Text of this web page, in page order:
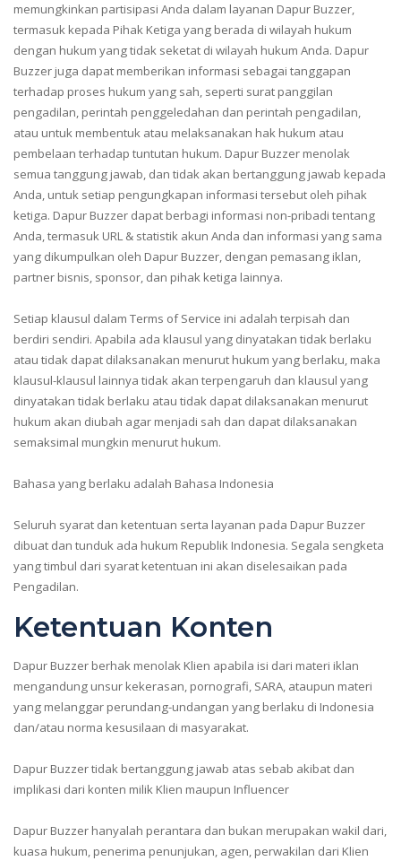
memungkinkan partisipasi Anda dalam layanan Dapur Buzzer,
termasuk kepada Pihak Ketiga yang berada di wilayah hukum
dengan hukum yang tidak seketat di wilayah hukum Anda. Dapur
Buzzer juga dapat memberikan informasi sebagai tanggapan
terhadap proses hukum yang sah, seperti surat panggilan
pengadilan, perintah penggeledahan dan perintah pengadilan,
atau untuk membentuk atau melaksanakan hak hukum atau
pembelaan terhadap tuntutan hukum. Dapur Buzzer menolak
semua tanggung jawab, dan tidak akan bertanggung jawab kepada
Anda, untuk setiap pengungkapan informasi tersebut oleh pihak
ketiga. Dapur Buzzer dapat berbagi informasi non-pribadi tentang
Anda, termasuk URL & statistik akun Anda dan informasi yang sama
yang dikumpulkan oleh Dapur Buzzer, dengan pemasang iklan,
partner bisnis, sponsor, dan pihak ketiga lainnya.
Setiap klausul dalam Terms of Service ini adalah terpisah dan
berdiri sendiri. Apabila ada klausul yang dinyatakan tidak berlaku
atau tidak dapat dilaksanakan menurut hukum yang berlaku, maka
klausul-klausul lainnya tidak akan terpengaruh dan klausul yang
dinyatakan tidak berlaku atau tidak dapat dilaksanakan menurut
hukum akan diubah agar menjadi sah dan dapat dilaksanakan
semaksimal mungkin menurut hukum.
Bahasa yang berlaku adalah Bahasa Indonesia
Seluruh syarat dan ketentuan serta layanan pada Dapur Buzzer
dibuat dan tunduk ada hukum Republik Indonesia. Segala sengketa
yang timbul dari syarat ketentuan ini akan diselesaikan pada
Pengadilan.
Ketentuan Konten
Dapur Buzzer berhak menolak Klien apabila isi dari materi iklan
mengandung unsur kekerasan, pornografi, SARA, ataupun materi
yang melanggar perundang-undangan yang berlaku di Indonesia
dan/atau norma kesusilaan di masyarakat.
Dapur Buzzer tidak bertanggung jawab atas sebab akibat dan
implikasi dari konten milik Klien maupun Influencer
Dapur Buzzer hanyalah perantara dan bukan merupakan wakil dari,
kuasa hukum, penerima penunjukan, agen, perwakilan dari Klien